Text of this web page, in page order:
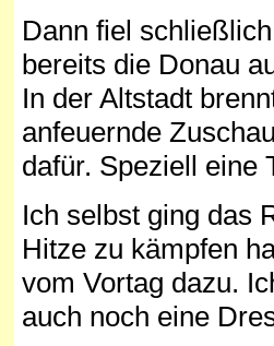
Dann fiel
bereits die Donau
In der Altstadt
anfeuernde
dafür. Speziell eine
Ich selbst ging das
Hitze zu kämpfen
vom Vortag dazu.
auch noch eine